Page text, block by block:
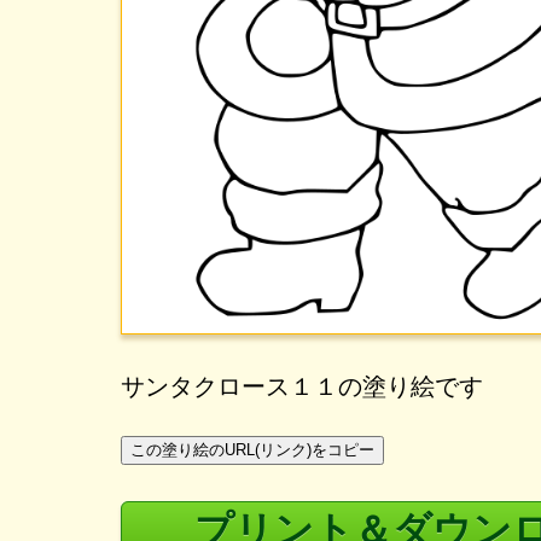
サンタクロース１１の塗り絵です
この塗り絵のURL(リンク)をコピー
プリント＆ダウン